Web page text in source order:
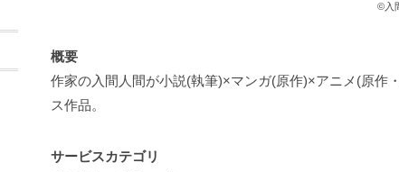
©入
概要
作家の入間人間が小説(執筆)×マンガ(原作)×アニメ(原作
ス作品。
サービスカテゴリ